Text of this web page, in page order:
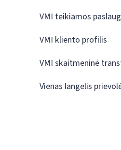
VMI teikiamos
VMI kliento profilis
VMI skaitmeninė
Vienas langelis